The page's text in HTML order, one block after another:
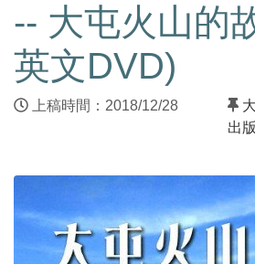
-- 大屯火山的
英文DVD)
上稿時間：2018/12/28
出